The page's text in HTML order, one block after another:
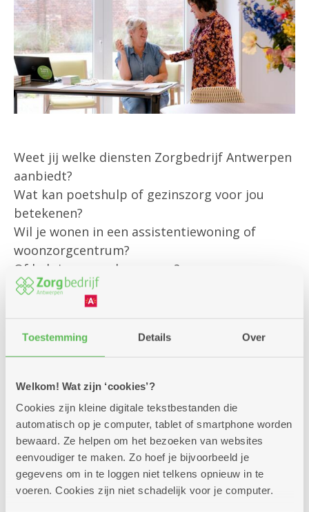
Toestemming Details Over
Welkom! Wat zijn ‘cookies’?
Cookies zijn kleine digitale tekstbestanden die
automatisch op je computer, tablet of smartphone worden
bewaard. Ze helpen om het bezoeken van websites
eenvoudiger te maken. Zo hoef je bijvoorbeeld je
gegevens om in te loggen niet telkens opnieuw in te
voeren. Cookies zijn niet schadelijk voor je computer.
Weet jij welke diensten Zorgbedrijf Antwerpen
aanbiedt?
Wat kan poetshulp of gezinszorg voor jou
betekenen?
Wil je wonen in een assistentiewoning of
woonzorgcentrum?
Of heb je een andere vraag?
Onze klantenbegeleider is er om jou
persoonlijk te helpen met al jouw vragen rond
bestaande diensten
en om je te informeren over alle
mogelijkheden die we aanbieden.
Kom gerust langs – we helpen je graag verder!
Zitdagen klantendienst